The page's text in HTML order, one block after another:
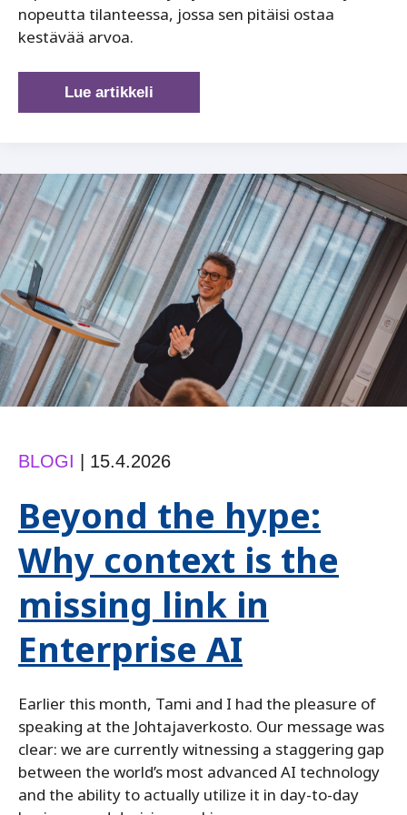
nopeutta tilanteessa, jossa sen pitäisi ostaa
kestävää arvoa.
AI
myy
johdon
pitäisi
ostaa
arvoa
Lue artikkeli
BLOGI 15.4.2026
Beyond the hype:
Why context is the
missing link in
Enterprise AI
Earlier this month, Tami and I had the pleasure of
speaking at the Johtajaverkosto. Our message was
clear: we are currently witnessing a staggering gap
between the world’s most advanced AI technology
and the ability to actually utilize it in day-to-day